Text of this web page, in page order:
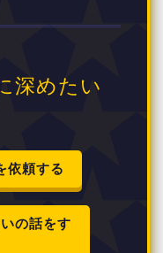
深めたい
依頼する
の話をす